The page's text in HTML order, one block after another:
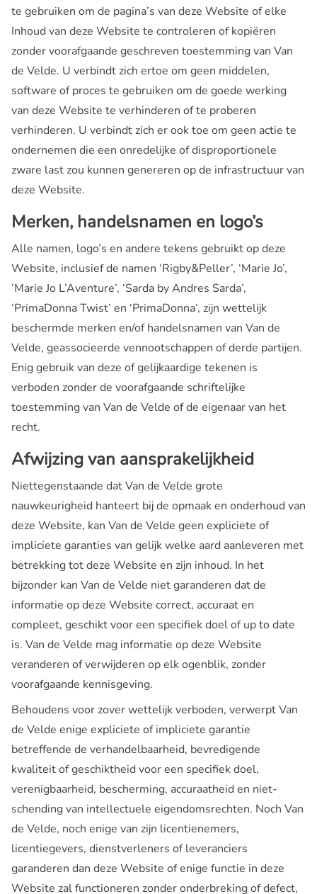
te gebruiken om de pagina’s van deze Website of elke
Inhoud van deze Website te controleren of kopiëren
zonder voorafgaande geschreven toestemming van Van
de Velde. U verbindt zich ertoe om geen middelen,
software of proces te gebruiken om de goede werking
van deze Website te verhinderen of te proberen
verhinderen. U verbindt zich er ook toe om geen actie te
ondernemen die een onredelijke of disproportionele
zware last zou kunnen genereren op de infrastructuur van
deze Website.
Merken, handelsnamen en logo’s
Alle namen, logo’s en andere tekens gebruikt op deze
Website, inclusief de namen ‘Rigby&Peller’, ‘Marie Jo’,
‘Marie Jo L’Aventure’, ‘Sarda by Andres Sarda’,
‘PrimaDonna Twist’ en ‘PrimaDonna’, zijn wettelijk
beschermde merken en/of handelsnamen van Van de
Velde, geassocieerde vennootschappen of derde partijen.
Enig gebruik van deze of gelijkaardige tekenen is
verboden zonder de voorafgaande schriftelijke
toestemming van Van de Velde of de eigenaar van het
recht.
Afwijzing van aansprakelijkheid
Niettegenstaande dat Van de Velde grote
nauwkeurigheid hanteert bij de opmaak en onderhoud van
deze Website, kan Van de Velde geen expliciete of
impliciete garanties van gelijk welke aard aanleveren met
betrekking tot deze Website en zijn inhoud. In het
bijzonder kan Van de Velde niet garanderen dat de
informatie op deze Website correct, accuraat en
compleet, geschikt voor een specifiek doel of up to date
is. Van de Velde mag informatie op deze Website
veranderen of verwijderen op elk ogenblik, zonder
voorafgaande kennisgeving.
Behoudens voor zover wettelijk verboden, verwerpt Van
de Velde enige expliciete of impliciete garantie
betreffende de verhandelbaarheid, bevredigende
kwaliteit of geschiktheid voor een specifiek doel,
verenigbaarheid, bescherming, accuraatheid en niet-
schending van intellectuele eigendomsrechten. Noch Van
de Velde, noch enige van zijn licentienemers,
licentiegevers, dienstverleners of leveranciers
garanderen dan deze Website of enige functie in deze
Website zal functioneren zonder onderbreking of defect,